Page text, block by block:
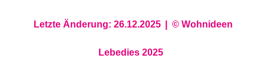
Letzte Änderung: 26.12.2025 | © Wohnideen
Lebedies 2025